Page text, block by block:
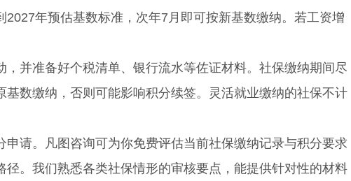
年预估基数标准，次年7月即可按新基数缴纳。若工资增
并准备好个税清单、银行流水等佐证材料。社保缴纳期间尽
数缴纳，否则可能影响积分续签。灵活就业缴纳的社保不计
请。凡图咨询可为你免费评估当前社保缴纳记录与积分要求
。我们熟悉各类社保情形的审核要点，能提供针对性的材料